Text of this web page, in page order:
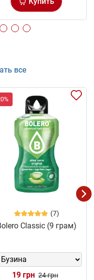
все
(7)
Classic (9 грам)
19 грн 24 грн